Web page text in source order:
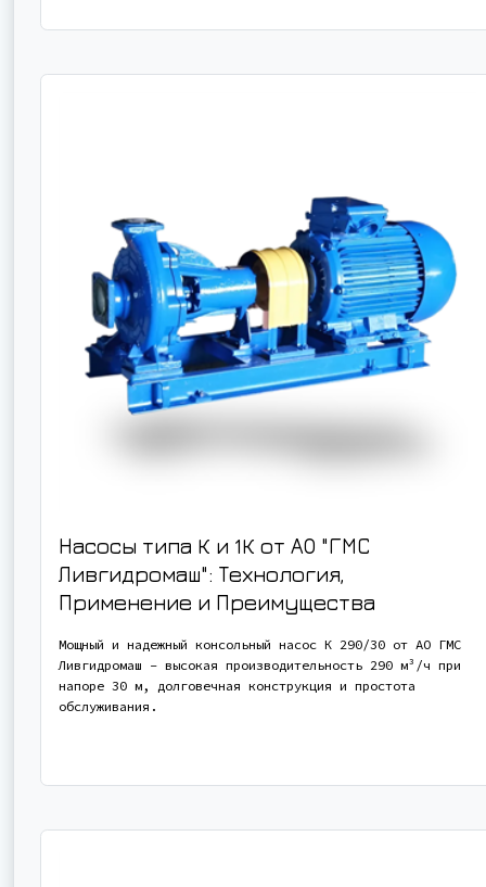
Насосы типа К и 1К от АО "ГМС
Ливгидромаш": Технология,
Применение и Преимущества
Мощный и надежный консольный насос К 290/30 от АО ГМС
Ливгидромаш - высокая производительность 290 м³/ч при
напоре 30 м, долговечная конструкция и простота
обслуживания.